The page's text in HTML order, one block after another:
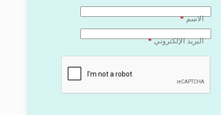
الاسم*
البريد الإلكتروني*